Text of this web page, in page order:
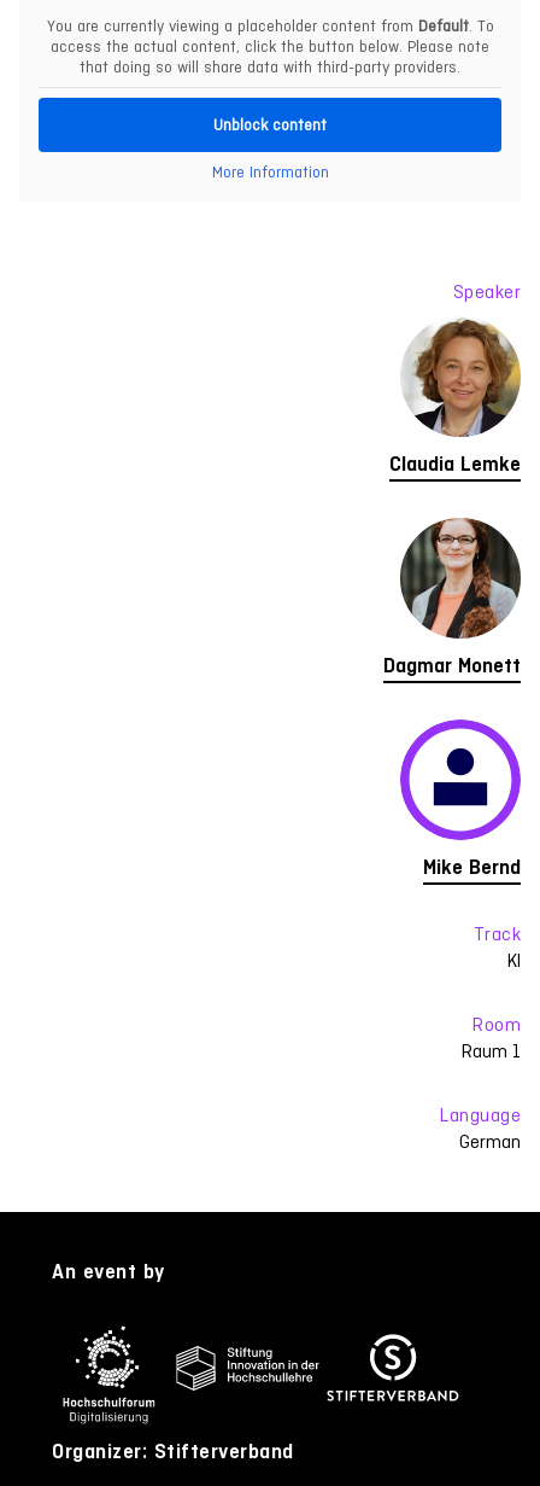
You are currently viewing a placeholder content from Default. To
access the actual content, click the button below. Please note
that doing so will share data with third-party providers.
Unblock content
More Information
Speaker
Claudia Lemke
Dagmar Monett
Mike Bernd
Track
KI
Room
Raum 1
Language
German
An event by
Organizer: Stifterverband